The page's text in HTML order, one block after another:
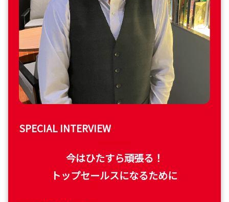
SPECIAL INTERVIEW
今はひたすら頑張る！
トップセールスになるために